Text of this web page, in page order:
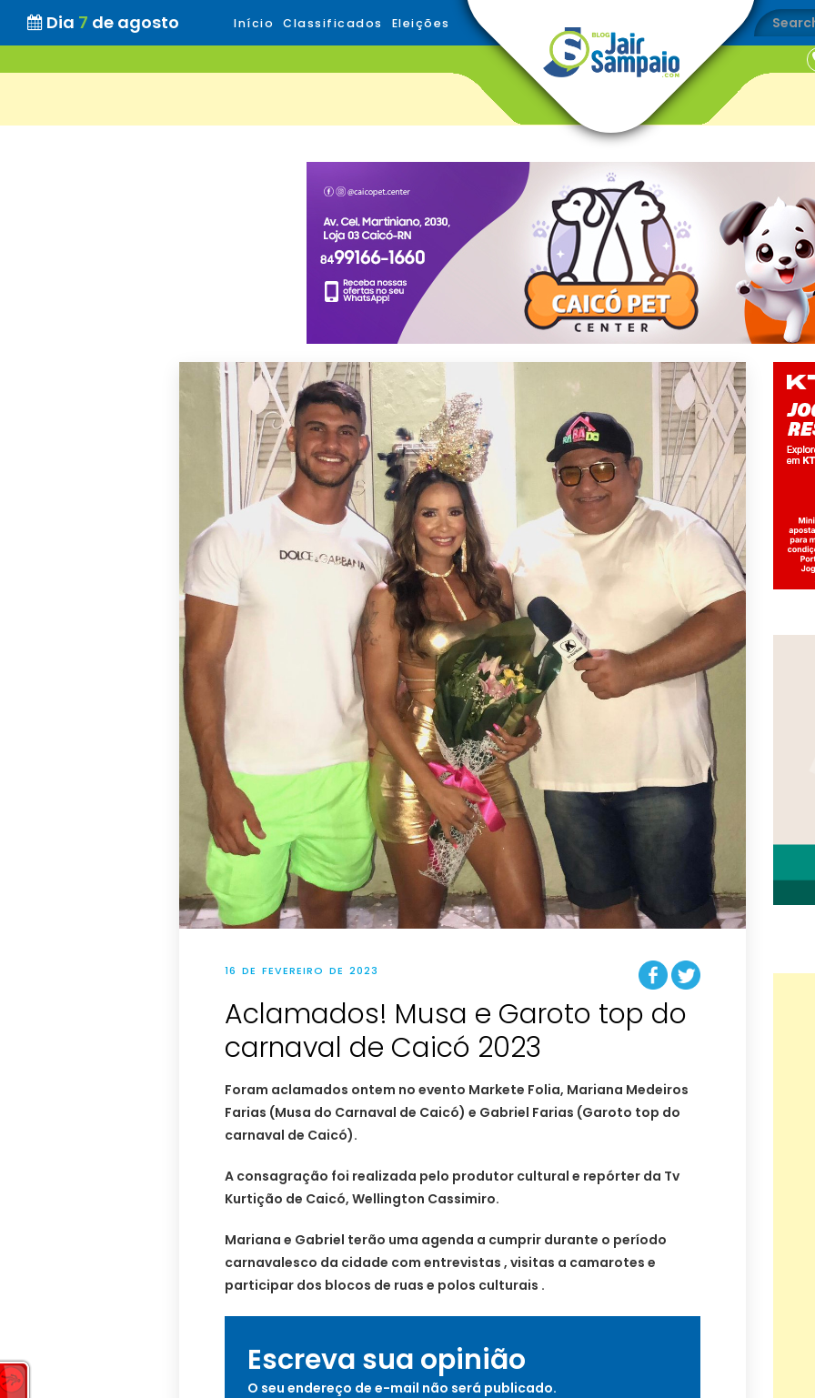
Dia 7 de agosto Início Classificados Eleições
16 DE FEVEREIRO DE 2023
Aclamados! Musa e Garoto top do
carnaval de Caicó 2023
Foram aclamados ontem no evento Markete Folia, Mariana Medeiros
Farias (Musa do Carnaval de Caicó) e Gabriel Farias (Garoto top do
carnaval de Caicó).
A consagração foi realizada pelo produtor cultural e repórter da Tv
Kurtição de Caicó, Wellington Cassimiro.
Mariana e Gabriel terão uma agenda a cumprir durante o período
carnavalesco da cidade com entrevistas , visitas a camarotes e
participar dos blocos de ruas e polos culturais .
Escreva sua opinião
O seu endereço de e-mail não será publicado.